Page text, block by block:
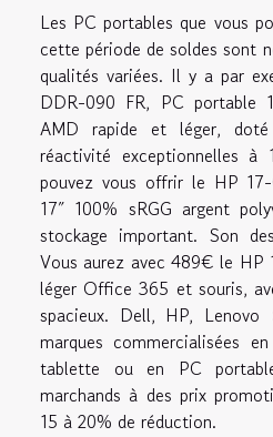
Les PC portables que vous
cette période de soldes sont
qualités variées. Il y a par
DDR-090 FR, PC portable
AMD rapide et léger,
réactivité exceptionnelles
pouvez vous offrir le HP
17″ 100% sRGG argent
stockage important. Son
Vous aurez avec 489€ le HP
léger Office 365 et souris,
spacieux. Dell, HP,
marques commercialisées
tablette ou en PC
marchands à des prix
15 à 20% de réduction.